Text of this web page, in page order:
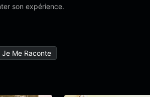
son expérience.
Je Me Raconte